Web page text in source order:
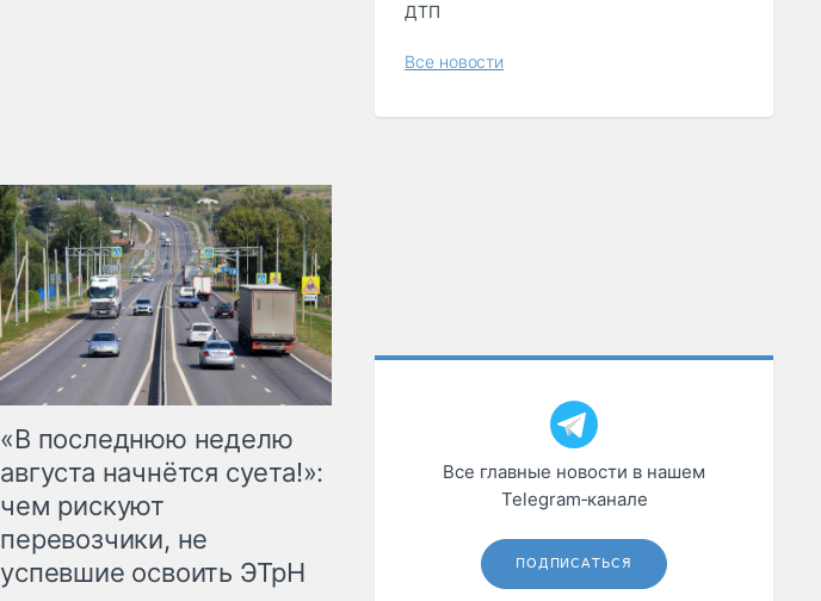
«В последнюю неделю
августа начнётся суета!»:
чем рискуют
перевозчики, не
успевшие освоить ЭТрН
ДТП
Все новости
Все главные новости в нашем
Telegram‑канале
ПОДПИСАТЬСЯ